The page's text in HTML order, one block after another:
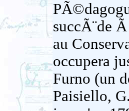
succÃ¨de
au
occupera
Furno (un
Paisiello,